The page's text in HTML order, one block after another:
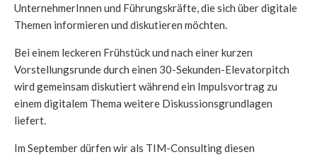
UnternehmerInnen und Führungskräfte, die sich über digitale
Themen informieren und diskutieren möchten.
Bei einem leckeren Frühstück und nach einer kurzen
Vorstellungsrunde durch einen 30-Sekunden-Elevatorpitch
wird gemeinsam diskutiert während ein Impulsvortrag zu
einem digitalem Thema weitere Diskussionsgrundlagen
liefert.
Im September dürfen wir als TIM-Consulting diesen